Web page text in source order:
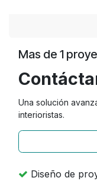
Mas de 1
Una solución
interioristas.
Diseño de